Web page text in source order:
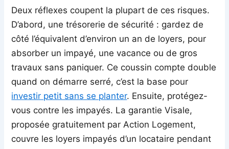
Deux réflexes coupent la plupart de ces risques.
D’abord, une trésorerie de sécurité : gardez de
côté l’équivalent d’environ un an de loyers, pour
absorber un impayé, une vacance ou de gros
travaux sans paniquer. Ce coussin compte double
quand on démarre serré, c’est la base pour
investir petit sans se planter. Ensuite, protégez-
vous contre les impayés. La garantie Visale,
proposée gratuitement par Action Logement,
couvre les loyers impayés d’un locataire pendant